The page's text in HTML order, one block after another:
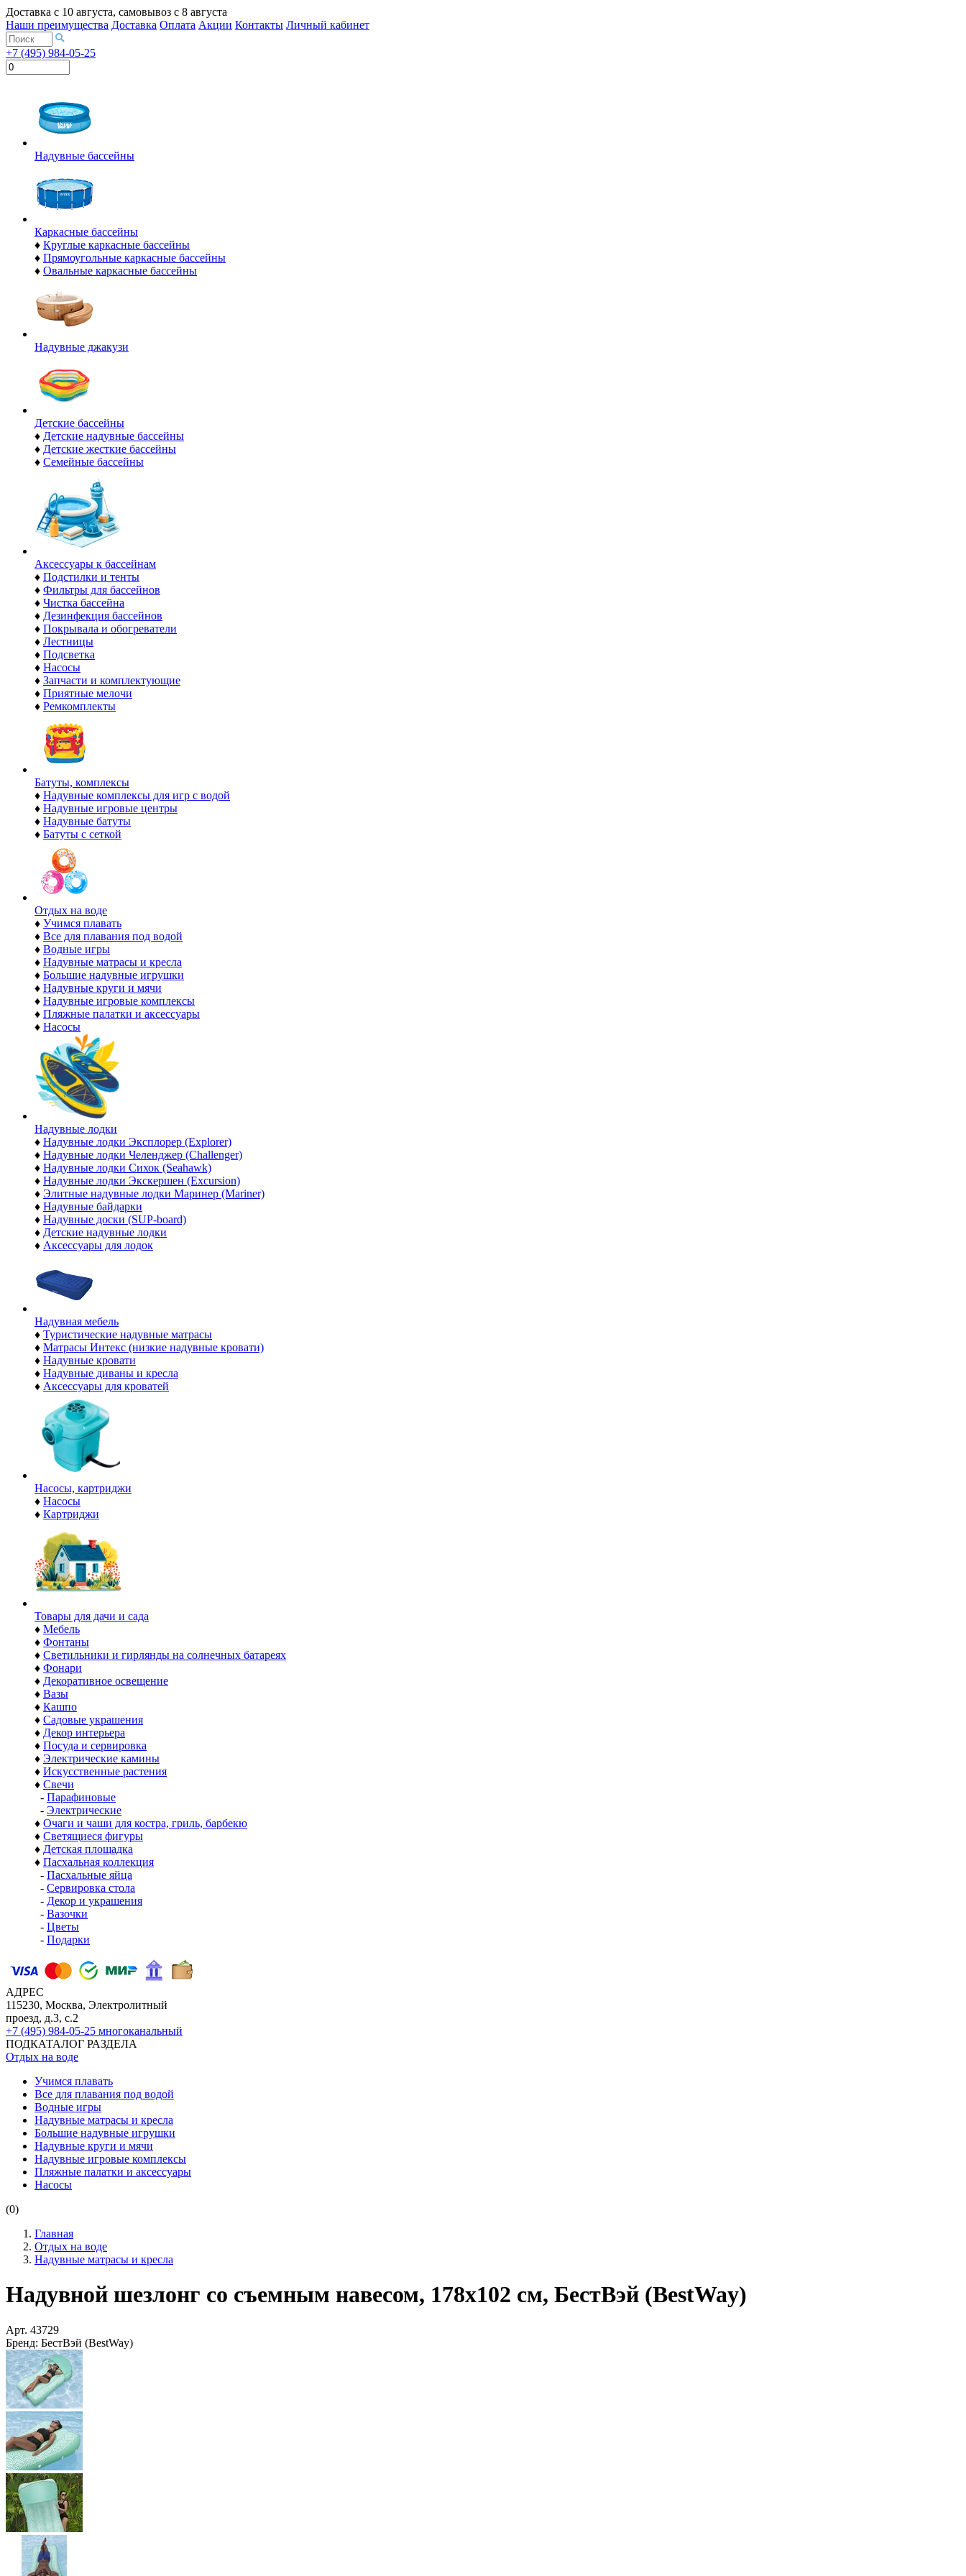
Доставка с 10 августа, самовывоз с 8 августа
Наши преимущества Доставка Оплата Акции Контакты Личный кабинет
+7 (495) 984-05-25
Надувные бассейны
Каркасные бассейны
♦ Круглые каркасные бассейны
♦ Прямоугольные каркасные бассейны
♦ Овальные каркасные бассейны
Надувные джакузи
Детские бассейны
♦ Детские надувные бассейны
♦ Детские жесткие бассейны
♦ Семейные бассейны
Аксессуары к бассейнам
♦ Подстилки и тенты
♦ Фильтры для бассейнов
♦ Чистка бассейна
♦ Дезинфекция бассейнов
♦ Покрывала и обогреватели
♦ Лестницы
♦ Подсветка
♦ Насосы
♦ Запчасти и комплектующие
♦ Приятные мелочи
♦ Ремкомплекты
Батуты, комплексы
♦ Надувные комплексы для игр с водой
♦ Надувные игровые центры
♦ Надувные батуты
♦ Батуты с сеткой
Отдых на воде
♦ Учимся плавать
♦ Все для плавания под водой
♦ Водные игры
♦ Надувные матрасы и кресла
♦ Большие надувные игрушки
♦ Надувные круги и мячи
♦ Надувные игровые комплексы
♦ Пляжные палатки и аксессуары
♦ Насосы
Надувные лодки
♦ Надувные лодки Эксплорер (Explorer)
♦ Надувные лодки Челенджер (Challenger)
♦ Надувные лодки Сихок (Seahawk)
♦ Надувные лодки Экскершен (Excursion)
♦ Элитные надувные лодки Маринер (Mariner)
♦ Надувные байдарки
♦ Надувные доски (SUP-board)
♦ Детские надувные лодки
♦ Аксессуары для лодок
Надувная мебель
♦ Туристические надувные матрасы
♦ Матрасы Интекс (низкие надувные кровати)
♦ Надувные кровати
♦ Надувные диваны и кресла
♦ Аксессуары для кроватей
Насосы, картриджи
♦ Насосы
♦ Картриджи
Товары для дачи и сада
♦ Мебель
♦ Фонтаны
♦ Светильники и гирлянды на солнечных батареях
♦ Фонари
♦ Декоративное освещение
♦ Вазы
♦ Кашпо
♦ Садовые украшения
♦ Декор интерьера
♦ Посуда и сервировка
♦ Электрические камины
♦ Искусственные растения
♦ Свечи
- Парафиновые
- Электрические
♦ Очаги и чаши для костра, гриль, барбекю
♦ Светящиеся фигуры
♦ Детская площадка
♦ Пасхальная коллекция
- Пасхальные яйца
- Сервировка стола
- Декор и украшения
- Вазочки
- Цветы
- Подарки
АДРЕС
115230, Москва, Электролитный
проезд, д.3, с.2
+7 (495) 984-05-25 многоканальный
ПОДКАТАЛОГ РАЗДЕЛА
Отдых на воде
Учимся плавать
Все для плавания под водой
Водные игры
Надувные матрасы и кресла
Большие надувные игрушки
Надувные круги и мячи
Надувные игровые комплексы
Пляжные палатки и аксессуары
Насосы
(0)
Главная
Отдых на воде
Надувные матрасы и кресла
Надувной шезлонг со съемным навесом, 178х102 см, БестВэй (BestWay)
Арт. 43729
Бренд: БестВэй (BestWay)